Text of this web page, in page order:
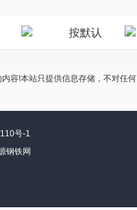
按默认
容!本站只提供信息存储，不对任何
号-1
钢铁网